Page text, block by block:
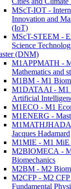
MScT-IOT -
Innovation and
(IoT)
MScT-STEEM -
Science
(DNM)
M1APPMATH -
Mathematics and
M1BM - M1
M1DATAAI - M1
Artificial
M1ECO - M1
M1ENERG -
M1MATHJHADA
Jacques Hadamard
M1MIE - M1 MiE
M2BIOMECA -
Biomechanics
M2BM - M2
M2CFP - M2 CFP
Fundamental